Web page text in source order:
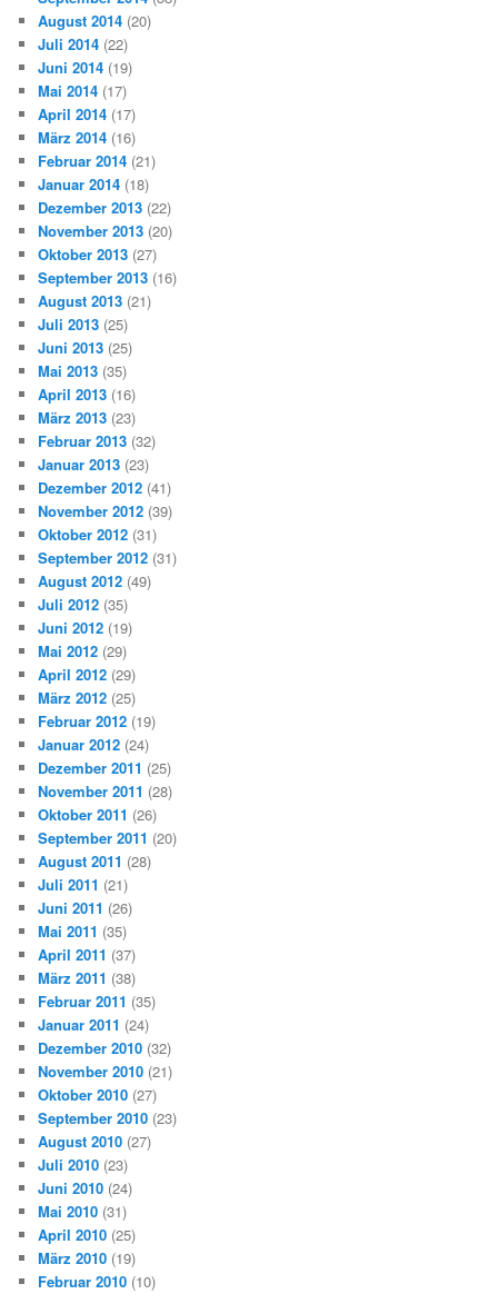
August 2014 (20)
Juli 2014 (22)
Juni 2014 (19)
Mai 2014 (17)
April 2014 (17)
März 2014 (16)
Februar 2014 (21)
Januar 2014 (18)
Dezember 2013 (22)
November 2013 (20)
Oktober 2013 (27)
September 2013 (16)
August 2013 (21)
Juli 2013 (25)
Juni 2013 (25)
Mai 2013 (35)
April 2013 (16)
März 2013 (23)
Februar 2013 (32)
Januar 2013 (23)
Dezember 2012 (41)
November 2012 (39)
Oktober 2012 (31)
September 2012 (31)
August 2012 (49)
Juli 2012 (35)
Juni 2012 (19)
Mai 2012 (29)
April 2012 (29)
März 2012 (25)
Februar 2012 (19)
Januar 2012 (24)
Dezember 2011 (25)
November 2011 (28)
Oktober 2011 (26)
September 2011 (20)
August 2011 (28)
Juli 2011 (21)
Juni 2011 (26)
Mai 2011 (35)
April 2011 (37)
März 2011 (38)
Februar 2011 (35)
Januar 2011 (24)
Dezember 2010 (32)
November 2010 (21)
Oktober 2010 (27)
September 2010 (23)
August 2010 (27)
Juli 2010 (23)
Juni 2010 (24)
Mai 2010 (31)
April 2010 (25)
März 2010 (19)
Februar 2010 (10)